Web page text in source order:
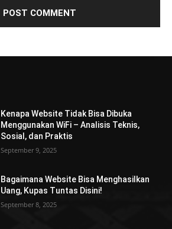
Kenapa Website Tidak Bisa Dibuka
Menggunakan WiFi – Analisis Teknis,
Sosial, dan Praktis
September 9, 2025
Bagaimana Website Bisa Menghasilkan
Uang, Kupas Tuntas Disini!
September 8, 2025